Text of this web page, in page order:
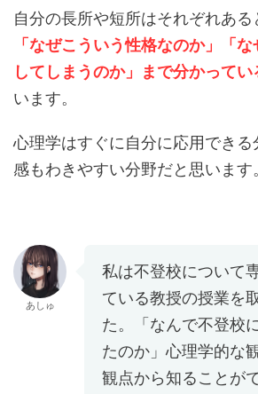
自分の長所や短所はそれぞれあ
「なぜこういう性格なのか」「
してしまうのか」まで分かって
います。
心理学はすぐに自分に応用でき
感もわきやすい分野だと思います
あしゅ
私は不登校について
ている教授の授業を
た。「なんで不登校
たのか」心理学的な
観点から知ることが